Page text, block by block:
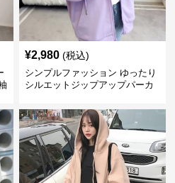
¥2,980 (税込)
シンプルファッション ゆったり
シルエットジップアップパーカ